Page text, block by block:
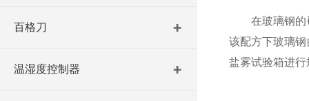
百格刀
温湿度控制器
在玻璃钢的研
该配方下玻璃
盐雾试验箱进